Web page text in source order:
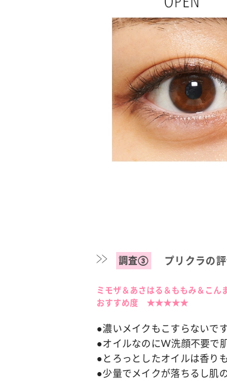
調査③ プリクラの
ミモザ＆あさはる＆ももみ＆こん
おすすめ度 ★★★★★
●濃いメイクもこすらないで
●オイルなのにW洗顔不要で
●とろっとしたオイルは香り
●少量でメイクが落ちるし肌